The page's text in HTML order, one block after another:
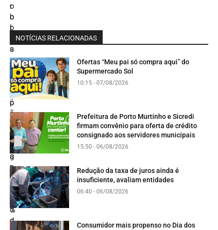
NOTÍCIAS RELACIONADAS
Ofertas “Meu pai só compra aqui” do
Supermercado Sol
10:15 - 07/08/2026
Prefeitura de Porto Murtinho e Sicredi
firmam convênio para oferta de crédito
consignado aos servidores municipais
15:50 - 06/08/2026
Redução da taxa de juros ainda é
insuficiente, avaliam entidades
06:40 - 06/08/2026
Consumidor mais propenso no Dia dos